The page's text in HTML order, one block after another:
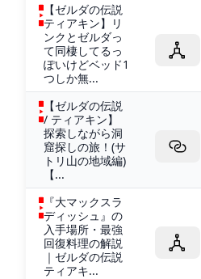
【ゼルダの伝説
ティアキン】リ
ンクとゼルダっ
て同棲してるっ
ぽいけどベッド1
つしか無...
【ゼルダの伝説
/ ティアキン】
探索しながら洞
窟探しの旅！(サ
トリ山の地域編)
【...
『大マックスラ
ディッシュ』の
入手場所・最強
回復料理の解説
｜ゼルダの伝説
ティアキ...